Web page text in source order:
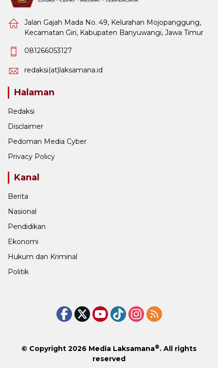
Jalan Gajah Mada No. 49, Kelurahan Mojopanggung,
Kecamatan Giri, Kabupaten Banyuwangi, Jawa Timur
081266053127
redaksi(at)laksamana.id
Halaman
Redaksi
Disclaimer
Pedoman Media Cyber
Privacy Policy
Kanal
Berita
Nasional
Pendidikan
Ekonomi
Hukum dan Kriminal
Politik
© Copyright 2026 Media Laksamana®. All rights
reserved